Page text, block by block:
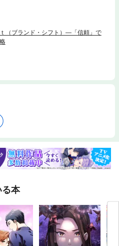
（ブランド・シフト）―「信頼」で
る本